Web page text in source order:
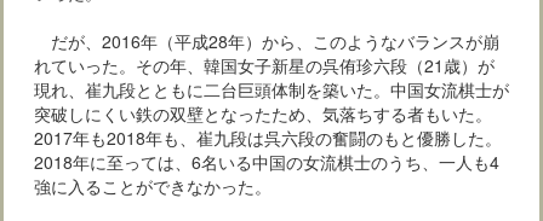
だが、2016年（平成28年）から、このようなバランスが崩
れていった。その年、韓国女子新星の呉侑珍六段（21歳）が
現れ、崔九段とともに二台巨頭体制を築いた。中国女流棋士が
突破しにくい鉄の双壁となったため、気落ちする者もいた。
2017年も2018年も、崔九段は呉六段の奮闘のもと優勝した。
2018年に至っては、6名いる中国の女流棋士のうち、一人も4
強に入ることができなかった。